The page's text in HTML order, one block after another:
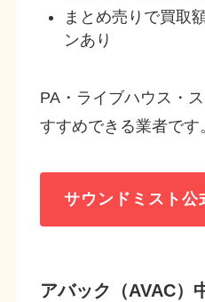
まとめ売りで買取
ンあり
PA・ライブハウス・
すすめできる業者です
サウンドミスト 公
アバック（AVAC）